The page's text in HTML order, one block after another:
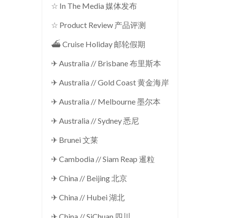
☆ In The Media 媒体发布
☆ Product Review 产品评测
⛴ Cruise Holiday 邮轮假期
✈ Australia // Brisbane 布里斯本
✈ Australia // Gold Coast 黄金海岸
✈ Australia // Melbourne 墨尔本
✈ Australia // Sydney 悉尼
✈ Brunei 文莱
✈ Cambodia // Siam Reap 暹粒
✈ China // Beijing 北京
✈ China // Hubei 湖北